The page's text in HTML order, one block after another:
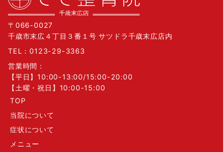
〒066-0027
千歳市末広４丁目３番１号 サツドラ千歳末広店内
TEL：0123-29-3363
営業時間：
【平日】10:00-13:00/15:00-20:00
【土曜・祝日】10:00-15:00
TOP
当院について
症状について
メニュー